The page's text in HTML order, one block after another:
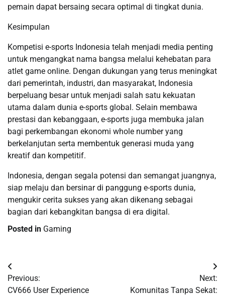
pemain dapat bersaing secara optimal di tingkat dunia.
Kesimpulan
Kompetisi e-sports Indonesia telah menjadi media penting
untuk mengangkat nama bangsa melalui kehebatan para
atlet game online. Dengan dukungan yang terus meningkat
dari pemerintah, industri, dan masyarakat, Indonesia
berpeluang besar untuk menjadi salah satu kekuatan
utama dalam dunia e-sports global. Selain membawa
prestasi dan kebanggaan, e-sports juga membuka jalan
bagi perkembangan ekonomi whole number yang
berkelanjutan serta membentuk generasi muda yang
kreatif dan kompetitif.
Indonesia, dengan segala potensi dan semangat juangnya,
siap melaju dan bersinar di panggung e-sports dunia,
mengukir cerita sukses yang akan dikenang sebagai
bagian dari kebangkitan bangsa di era digital.
Posted in Gaming
Post
navigation
Previous:
CV666 User Experience
Next:
Komunitas Tanpa Sekat: